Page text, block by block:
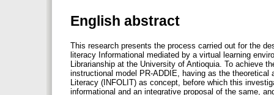
English abstract
This research presents the process carried out for the
literacy Informational mediated by a virtual learning
Librarianship at the University of Antioquia. To achieve
instructional model PR-ADDIE, having as the
Literacy (INFOLIT) as concept, before which this
informational and an integrative proposal of the same,